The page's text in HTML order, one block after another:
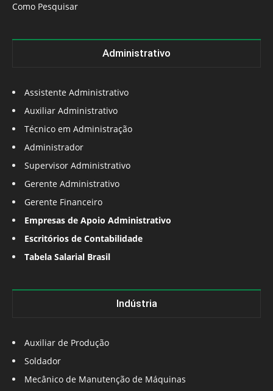
Como Pesquisar
Administrativo
Assistente Administrativo
Auxiliar Administrativo
Técnico em Administração
Administrador
Supervisor Administrativo
Gerente Administrativo
Gerente Financeiro
Empresas de Apoio Administrativo
Escritórios de Contabilidade
Tabela Salarial Brasil
Indústria
Auxiliar de Produção
Soldador
Mecânico de Manutenção de Máquinas